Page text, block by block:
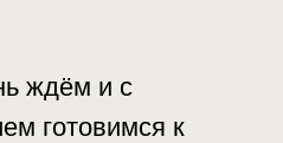
ждём и с
готовимся к